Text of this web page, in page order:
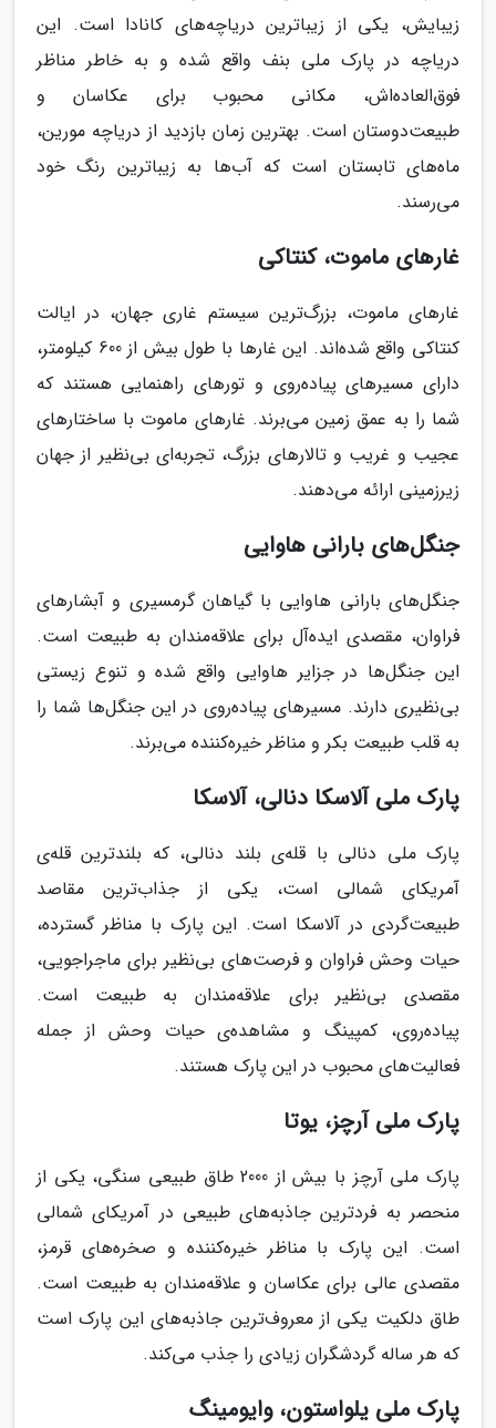
زیبایش، یکی از زیباترین دریاچه‌های کانادا است. این
دریاچه در پارک ملی بنف واقع شده و به خاطر مناظر
فوق‌العاده‌اش، مکانی محبوب برای عکاسان و
طبیعت‌دوستان است. بهترین زمان بازدید از دریاچه مورین،
ماه‌های تابستان است که آب‌ها به زیباترین رنگ خود
می‌رسند.
غارهای ماموت، کنتاکی
غارهای ماموت، بزرگ‌ترین سیستم غاری جهان، در ایالت
کنتاکی واقع شده‌اند. این غارها با طول بیش از 600 کیلومتر،
دارای مسیرهای پیاده‌روی و تورهای راهنمایی هستند که
شما را به عمق زمین می‌برند. غارهای ماموت با ساختارهای
عجیب و غریب و تالارهای بزرگ، تجربه‌ای بی‌نظیر از جهان
زیرزمینی ارائه می‌دهند.
جنگل‌های بارانی هاوایی
جنگل‌های بارانی هاوایی با گیاهان گرمسیری و آبشارهای
فراوان، مقصدی ایده‌آل برای علاقه‌مندان به طبیعت است.
این جنگل‌ها در جزایر هاوایی واقع شده و تنوع زیستی
بی‌نظیری دارند. مسیرهای پیاده‌روی در این جنگل‌ها شما را
به قلب طبیعت بکر و مناظر خیره‌کننده می‌برند.
پارک ملی آلاسکا دنالی، آلاسکا
پارک ملی دنالی با قله‌ی بلند دنالی، که بلندترین قله‌ی
آمریکای شمالی است، یکی از جذاب‌ترین مقاصد
طبیعت‌گردی در آلاسکا است. این پارک با مناظر گسترده،
حیات وحش فراوان و فرصت‌های بی‌نظیر برای ماجراجویی،
مقصدی بی‌نظیر برای علاقه‌مندان به طبیعت است.
پیاده‌روی، کمپینگ و مشاهده‌ی حیات وحش از جمله
فعالیت‌های محبوب در این پارک هستند.
پارک ملی آرچز، یوتا
پارک ملی آرچز با بیش از 2000 طاق طبیعی سنگی، یکی از
منحصر به فردترین جاذبه‌های طبیعی در آمریکای شمالی
است. این پارک با مناظر خیره‌کننده و صخره‌های قرمز،
مقصدی عالی برای عکاسان و علاقه‌مندان به طبیعت است.
طاق دلکیت یکی از معروف‌ترین جاذبه‌های این پارک است
که هر ساله گردشگران زیادی را جذب می‌کند.
پارک ملی یلواستون، وایومینگ